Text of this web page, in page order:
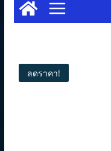
ลดราคา!